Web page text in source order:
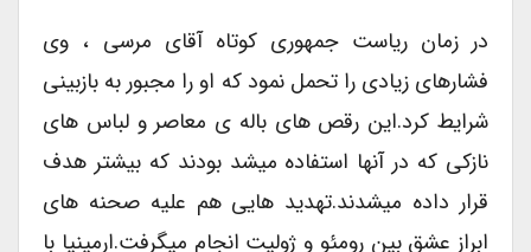
در زمان ریاست جمهوری کوتاه آقای مرسی ، وی
فشارهای زیادی را تحمل نمود که او را مجبور به بازبینی
شرایط کرد.این رقص های باله ی معاصر و لباس های
نازکی که در آنها استفاده میشد بودند که بیشتر هدف
قرار داده میشدند.تهدید هایی هم علیه صحنه های
ابراز عشق بین رومئو و ژولیت انجام میگرفت.ارمینیا با